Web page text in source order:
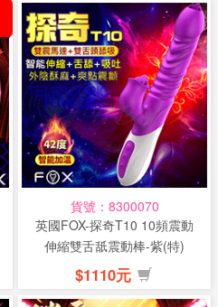
貨號：8300070
英國FOX-探奇T10 10頻震動
伸縮雙舌舐震動棒-紫(特)
$1110元